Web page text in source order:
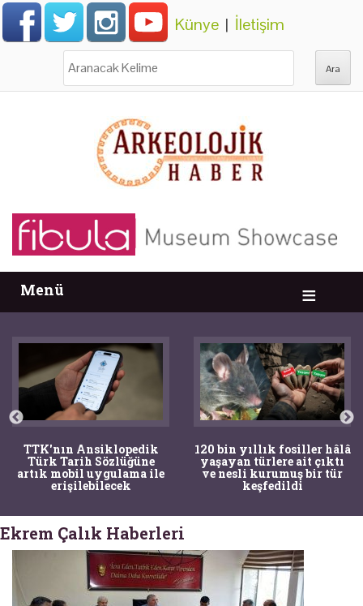
Künye | İletişim
Menü
TTK'nın Ansiklopedik
Türk Tarih Sözlüğüne
artık mobil uygulama ile
erişilebilecek
120 bin yıllık fosiller hâlâ
yaşayan türlere ait çıktı
ve nesli kurumuş bir tür
keşfedildi
Ekrem Çalık Haberleri